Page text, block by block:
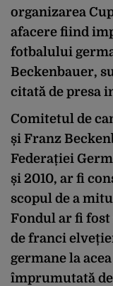
organizarea
afacere fiind
fotbalului
Beckenbauer,
citată de presa
Comitetul de
și Franz
Federației
și 2010, ar fi
scopul de a
Fondul ar fi fost
de franci
germane la
împrumutată